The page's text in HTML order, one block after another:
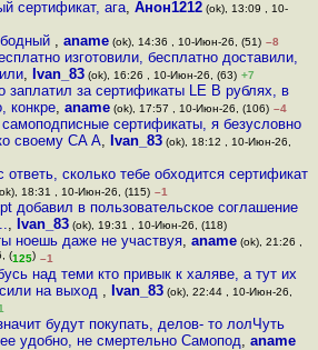
сертификат, ага,Анон1212 (ok), 13:09 , 10-
, aname(ok), 14:36 , 10-Июн-26, (51) –8
изготовили, бесплатно доставили,
, Ivan_83(ok), 16:26 , 10-Июн-26, (63) +7
заплатил за сертификаты LE В рублях, в
конкре,aname (ok), 17:57 , 10-Июн-26, (106) –4
сертификаты, я безусловно
своему CA А, Ivan_83(ok), 18:12 , 10-Июн-26,
ответь, сколько тебе обходится сертификат
18:31 , 10-Июн-26, (115) –1
добавил в пользовательское соглашение
, Ivan_83 (ok), 19:31 , 10-Июн-26, (118)
ноешь даже не участвуя, aname(ok), 21:26 ,
(125) –1
над теми кто привык к халяве, а тут их
на выход , Ivan_83(ok), 22:44 , 10-Июн-26,
будут покупать, делов- то лолЧуть
удобно, не смертельно Самопод,aname